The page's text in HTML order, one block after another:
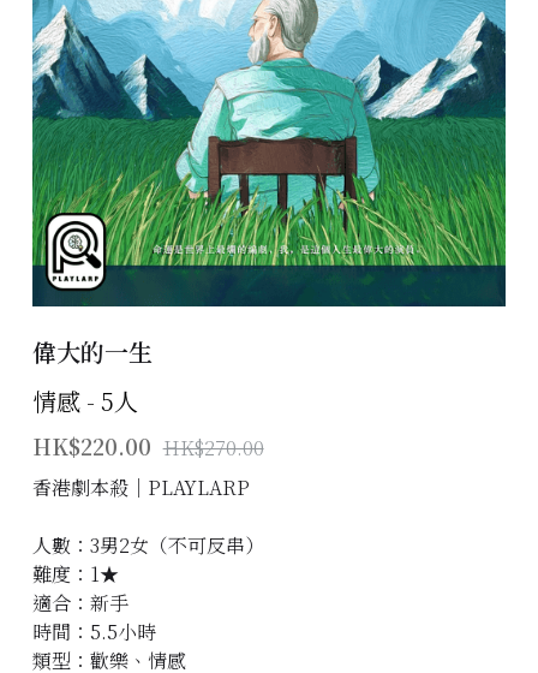
預約方法
主題房間
會員優惠
學生優惠
主持/劇本招募
到址及團建服務
傳媒報道
聯絡我們
Instagram
偉大的一生
情感 - 5人
HK$220.00 HK$270.00
香港劇本殺│PLAYLARP
人數：3男2女（不可反串）
難度：1★
適合：新手
時間：5.5小時
類型：歡樂、情感